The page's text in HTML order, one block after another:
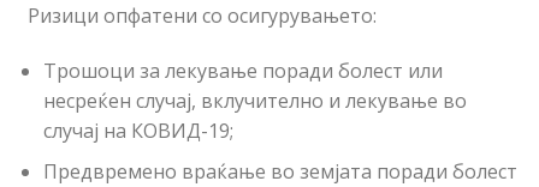
Ризици опфатени со осигурувањето:
Трошоци за лекување поради болест или
несреќен случај, вклучително и лекување во
случај на КОВИД-19;
Предвремено враќање во земјата поради болест